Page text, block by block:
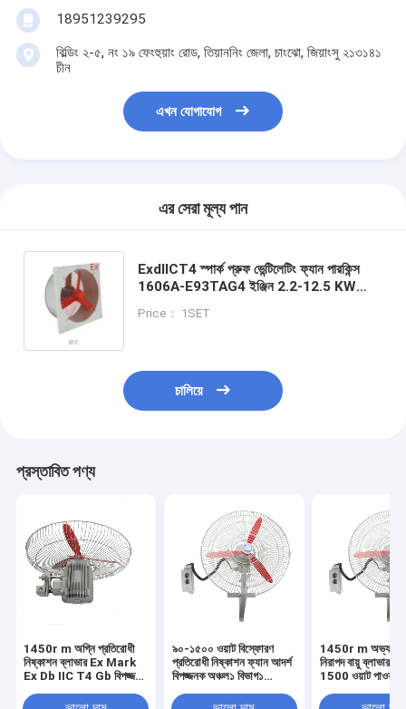
18951239295
বিল্ডিং ২-৫, নং ১৯ ফেংহুয়াং রোড, তিয়াননিং জেলা, চাংঝো, জিয়াংসু ২১৩১৪১
চীন
এখন যোগাযোগ
এর সেরা মূল্য পান
ExdIICT4 স্পার্ক প্রুফ ভেন্টিলেটিং ফ্যান পারকিন্স
1606A-E93TAG4 ইঞ্জিন 2.2-12.5 KW
Price： 1SET
চালিয়ে
প্রস্তাবিত পণ্য
1450r m অগ্নি প্রতিরোধী
নিষ্কাশন ব্লাভার Ex Mark
Ex Db IIC T4 Gb বিপজ্জনক
প্রতিরোধী বায়ুচলাচল ফ্যান শিল্প
৯০-১৫০০ ওয়াট বিস্ফোরণ
প্রতিরোধী নিষ্কাশন ফ্যান আদর্শ
বিপজ্জনক অঞ্চল১ বিভাগ১
ফ্যানের জন্য সুরক্ষা ডিগ্রি
1450r m
নিরাপদ বায়ু ব্লাভার
1500 ওয়াট পাওয়ার
ডিজাইন করা